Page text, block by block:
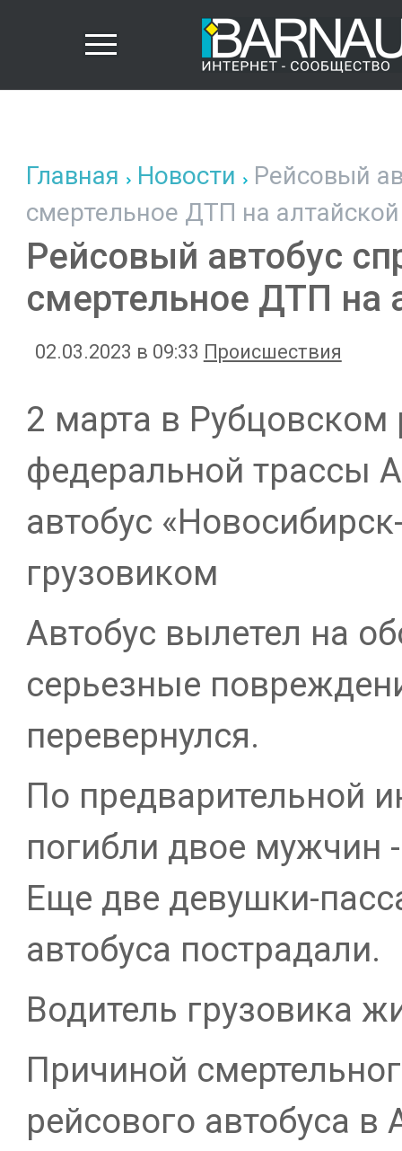
Главная Новости Рейсовый
смертельное ДТП на алтайской
Рейсовый автобус
смертельное ДТП на
02.03.2023 в 09:33 Происшествия
2 марта в
федеральной трассы
автобус
грузовиком
Автобус вылетел на
серьезные
перевернулся.
По предварительной
погибли двое мужчин
Еще две девушки-
автобуса пострадали.
Водитель грузовика
Причиной
рейсового автобуса в